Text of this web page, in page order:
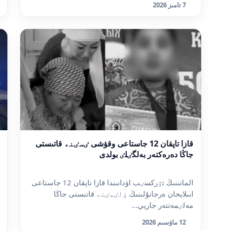
7 تامىز 2026
قازا تاپقان 12 جاستاعى وقۋشى ٸسٸنە قاتىستى
جاڭا دەرەكتەر بەلگٸلٸ بولدى
الماتىنىڭ تٷركسٸب اۋدانىندا قازا تاپقان 12 جاستاعى
ابىلايحان ەرجانۇلىنىڭ ٶلٸمٸنە قاتىستى جاڭا
مەلٸمەتتەر جاريي...
12 ماۋسىم 2026